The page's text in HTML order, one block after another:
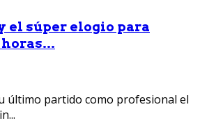
el súper elogio para
último partido como profesional el